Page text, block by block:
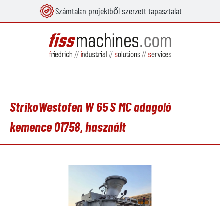
Számtalan projektből szerzett tapasztalat
StrikoWestofen W 65 S MC adagoló
kemence O1758, használt